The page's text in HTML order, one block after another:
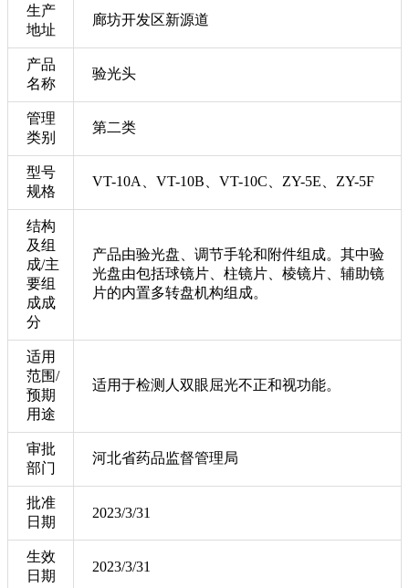
生产
地址
廊坊开发区新源道
产品
名称
验光头
管理
类别
第二类
型号
规格
VT-10A、VT-10B、VT-10C、ZY-5E、ZY-5F
结构
及组
成/主
要组
成成
分
产品由验光盘、调节手轮和附件组成。其中验
光盘由包括球镜片、柱镜片、棱镜片、辅助镜
片的内置多转盘机构组成。
适用
范围/
预期
用途
适用于检测人双眼屈光不正和视功能。
审批
部门
河北省药品监督管理局
批准
日期
2023/3/31
生效
日期
2023/3/31